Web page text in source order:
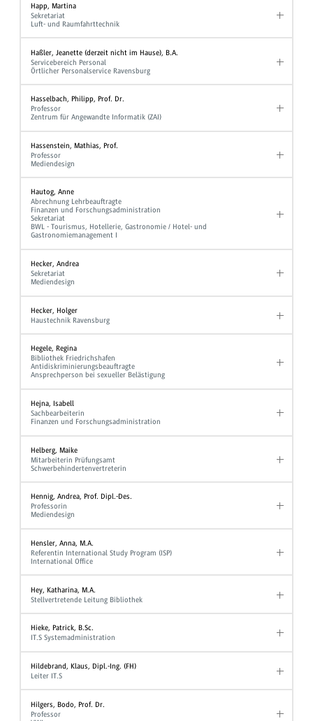
Happ, Martina
Sekretariat
Luft- und Raumfahrttechnik
Haßler, Jeanette (derzeit nicht im Hause), B.A.
Servicebereich Personal
Örtlicher Personalservice Ravensburg
Hasselbach, Philipp, Prof. Dr.
Professor
Zentrum für Angewandte Informatik (ZAI)
Hassenstein, Mathias, Prof.
Professor
Mediendesign
Hautog, Anne
Abrechnung Lehrbeauftragte
Finanzen und Forschungsadministration
Sekretariat
BWL - Tourismus, Hotellerie, Gastronomie / Hotel- und
Gastronomiemanagement I
Hecker, Andrea
Sekretariat
Mediendesign
Hecker, Holger
Haustechnik Ravensburg
Hegele, Regina
Bibliothek Friedrichshafen
Antidiskriminierungsbeauftragte
Ansprechperson bei sexueller Belästigung
Hejna, Isabell
Sachbearbeiterin
Finanzen und Forschungsadministration
Helberg, Maike
Mitarbeiterin Prüfungsamt
Schwerbehindertenvertreterin
Hennig, Andrea, Prof. Dipl.-Des.
Professorin
Mediendesign
Hensler, Anna, M.A.
Referentin International Study Program (ISP)
International Office
Hey, Katharina, M.A.
Stellvertretende Leitung Bibliothek
Hieke, Patrick, B.Sc.
IT.S Systemadministration
Hildebrand, Klaus, Dipl.-Ing. (FH)
Leiter IT.S
Hilgers, Bodo, Prof. Dr.
Professor